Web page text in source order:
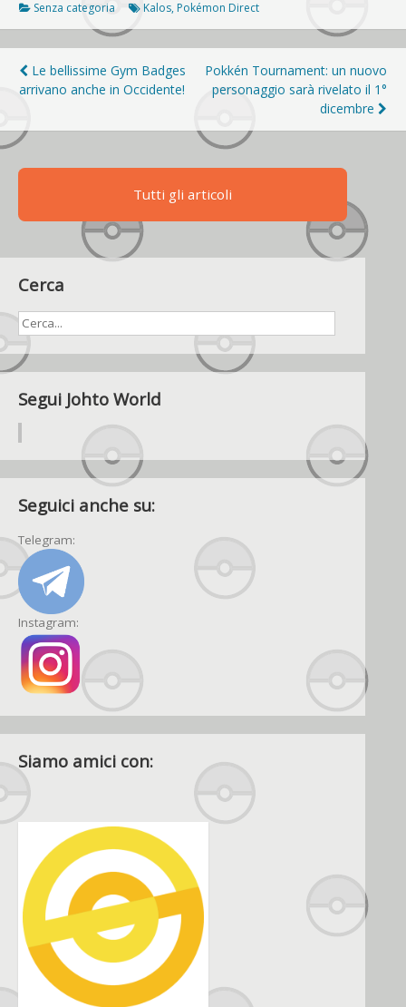
Senza categoria Kalos, Pokémon Direct
Navigazione
articoli
Le bellissime Gym Badges
arrivano anche in Occidente!
Pokkén Tournament: un nuovo
personaggio sarà rivelato il 1°
dicembre
Tutti gli articoli
Cerca
Segui Johto World
Seguici anche su:
Telegram:
Instagram:
Siamo amici con: